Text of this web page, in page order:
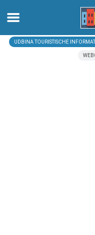
Zuhause
UDBINA TOURISTISCHE